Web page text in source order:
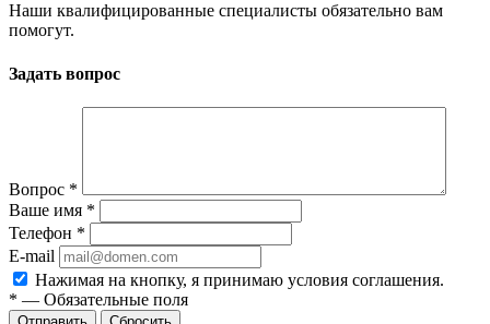
Наши квалифицированные специалисты обязательно вам
помогут.
Задать вопрос
Вопрос *
Ваше имя *
Телефон *
E-mail
Нажимая на кнопку, я принимаю условия соглашения.
* — Обязательные поля